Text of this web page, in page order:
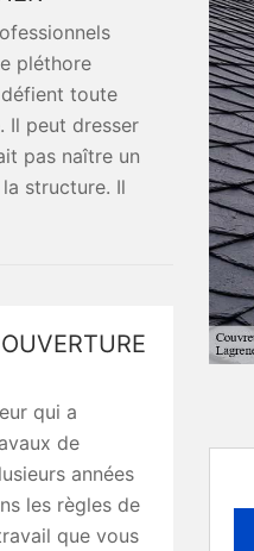
pléthore
toute
Il peut dresser
pas naître un
structure. Il
qui a
de
années
les règles de
que vous